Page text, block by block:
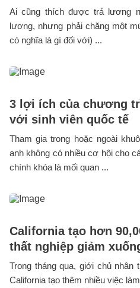
Ai cũng thích được trả lương
lương, nhưng phải chăng một
có nghĩa là gì đối với) ...
3 lợi ích của chương
với sinh viên quốc tế
Tham gia trong hoặc ngoài
anh không có nhiều cơ hội cho
chính khóa là mối quan ...
California tạo hơn
thất nghiệp giảm
Trong tháng qua, giới chủ
California tạo thêm nhiều việc